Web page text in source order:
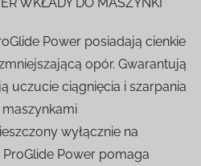
Power posiadają cienkie
opór. Gwarantują
uczucie ciągnięcia i szarpania
wyłącznie na
Power pomaga